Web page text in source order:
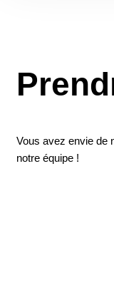
Vous avez envie de
notre équipe !